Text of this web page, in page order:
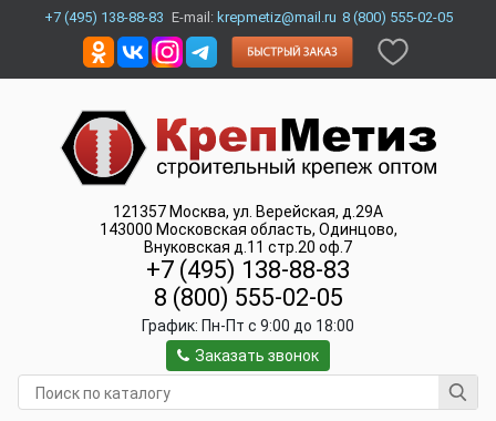
+7 (495) 138-88-83 E-mail: krepmetiz@mail.ru 8 (800) 555-02-05
121357 Москва, ул. Верейская, д.29А
143000 Московская область, Одинцово,
Внуковская д.11 стр.20 оф.7
+7 (495) 138-88-83
8 (800) 555-02-05
График: Пн-Пт c 9:00 до 18:00
Заказать звонок